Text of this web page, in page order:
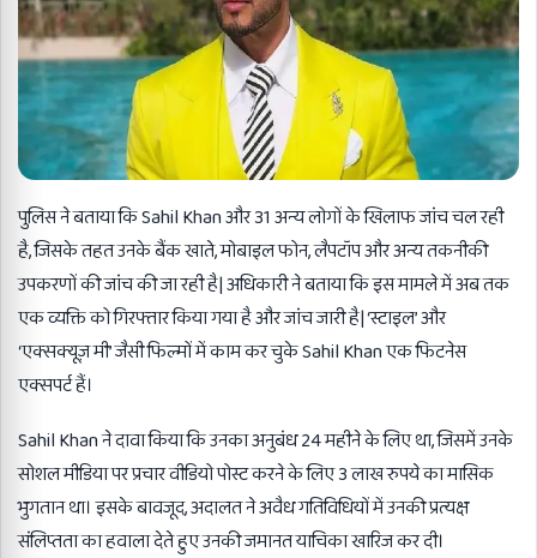
पुलिस ने बताया कि Sahil Khan और 31 अन्य लोगों के खिलाफ जांच चल रही
है, जिसके तहत उनके बैंक खाते, मोबाइल फोन, लैपटॉप और अन्य तकनीकी
उपकरणों की जांच की जा रही है| अधिकारी ने बताया कि इस मामले में अब तक
एक व्यक्ति को गिरफ्तार किया गया है और जांच जारी है| ‘स्टाइल’ और
‘एक्सक्यूज़ मी’ जैसी फिल्मों में काम कर चुके Sahil Khan एक फिटनेस
एक्सपर्ट हैं।
Sahil Khan ने दावा किया कि उनका अनुबंध 24 महीने के लिए था, जिसमें उनके
सोशल मीडिया पर प्रचार वीडियो पोस्ट करने के लिए 3 लाख रुपये का मासिक
भुगतान था। इसके बावजूद, अदालत ने अवैध गतिविधियों में उनकी प्रत्यक्ष
संलिप्तता का हवाला देते हुए उनकी जमानत याचिका खारिज कर दी।